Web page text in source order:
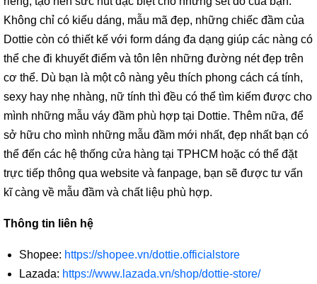
Không chỉ có kiểu dáng, mẫu mã đẹp, những chiếc đầm của
Dottie còn có thiết kế với form dáng đa dạng giúp các nàng có
thể che đi khuyết điểm và tôn lên những đường nét đẹp trên
cơ thể. Dù bạn là một cô nàng yêu thích phong cách cá tính,
sexy hay nhẹ nhàng, nữ tính thì đều có thể tìm kiếm được cho
mình những mẫu váy đầm phù hợp tại Dottie. Thêm nữa, để
sở hữu cho mình những mẫu đầm mới nhất, đẹp nhất bạn có
thể đến các hệ thống cửa hàng tại TPHCM hoặc có thể đặt
trực tiếp thông qua website và fanpage, bạn sẽ được tư vấn
kĩ càng về mẫu đầm và chất liệu phù hợp.
Thông tin liên hệ
Shopee: https://shopee.vn/dottie.officialstore
Lazada: https://www.lazada.vn/shop/dottie-store/